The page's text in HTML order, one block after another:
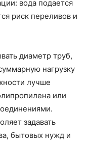
вода подается
риск переливов и
диаметр труб,
нагрузку
лучше
или
задавать
бытовых нужд и